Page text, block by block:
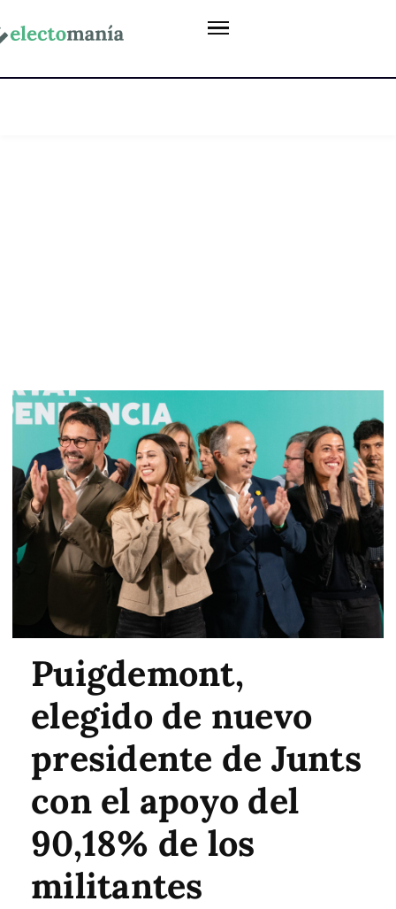
Puigdemont,
elegido de nuevo
presidente de Junts
con el apoyo del
90,18% de los
militantes